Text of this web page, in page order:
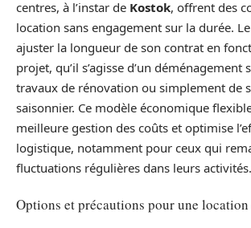
centres, à l’instar de Kostok, offrent des
location sans engagement sur la durée.
ajuster la longueur de son contrat en
projet, qu’il s’agisse d’un déménagement
travaux de rénovation ou simplement de
saisonnier. Ce modèle économique
meilleure gestion des coûts et optimise
logistique, notamment pour ceux qui
fluctuations régulières dans leurs activités.
Options et précautions pour une location